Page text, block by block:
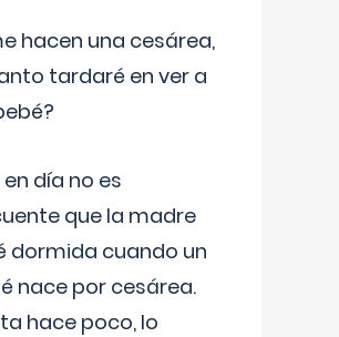
hacen una cesárea,
tardaré en ver a
en día no es
que la madre
dormida cuando un
nace por cesárea.
hace poco, lo